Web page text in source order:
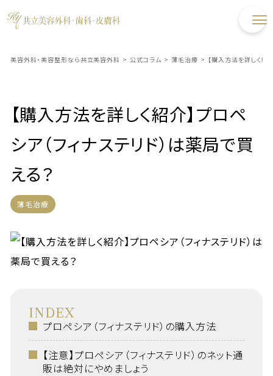
美容外科・美容整形なら共立美容外科 > 公式コラム > 薄毛治療 > 【購入方法を詳しく紹
【購入方法を詳しく紹介】プロペ
シア（フィナステリド）は薬局で買
える？
薄毛治療
INDEX
プロペシア（フィナステリド）の購入方法
【注意】プロペシア（フィナステリド）のネット通
販は絶対にやめましょう